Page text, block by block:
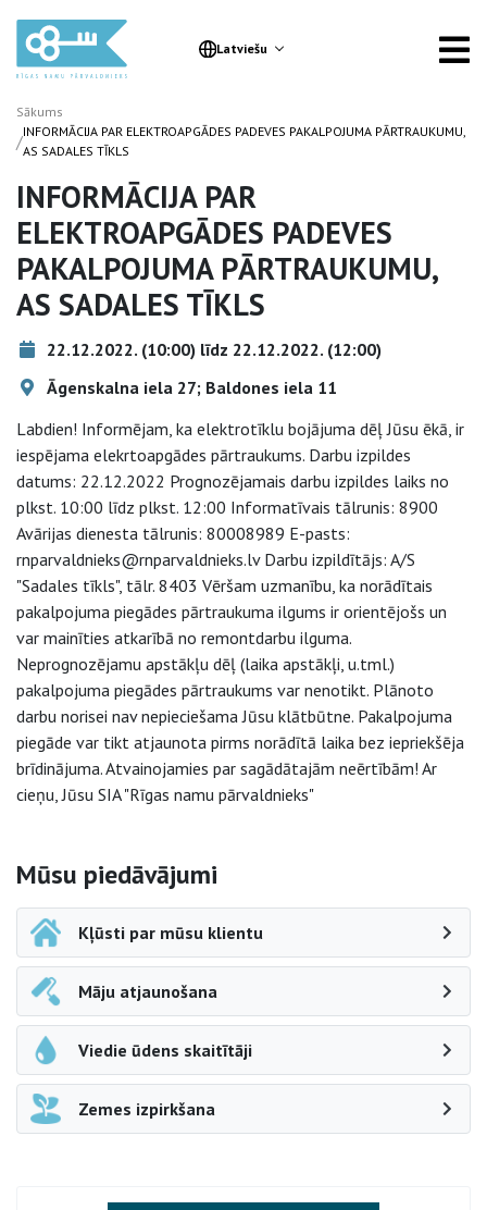
Latviešu
Sākums
/INFORMĀCIJA PAR ELEKTROAPGĀDES PADEVES PAKALPOJUMA PĀRTRAUKUMU,
AS SADALES TĪKLS
INFORMĀCIJA PAR
ELEKTROAPGĀDES PADEVES
PAKALPOJUMA PĀRTRAUKUMU,
AS SADALES TĪKLS
22.12.2022. (10:00) līdz 22.12.2022. (12:00)
Āgenskalna iela 27; Baldones iela 11
Labdien! Informējam, ka elektrotīklu bojājuma dēļ Jūsu ēkā, ir
iespējama elekrtoapgādes pārtraukums. Darbu izpildes
datums: 22.12.2022 Prognozējamais darbu izpildes laiks no
plkst. 10:00 līdz plkst. 12:00 Informatīvais tālrunis: 8900
Avārijas dienesta tālrunis: 80008989 E-pasts:
rnparvaldnieks@rnparvaldnieks.lv Darbu izpildītājs: A/S
"Sadales tīkls", tālr. 8403 Vēršam uzmanību, ka norādītais
pakalpojuma piegādes pārtraukuma ilgums ir orientējošs un
var mainīties atkarībā no remontdarbu ilguma.
Neprognozējamu apstākļu dēļ (laika apstākļi, u.tml.)
pakalpojuma piegādes pārtraukums var nenotikt. Plānoto
darbu norisei nav nepieciešama Jūsu klātbūtne. Pakalpojuma
piegāde var tikt atjaunota pirms norādītā laika bez iepriekšēja
brīdinājuma. Atvainojamies par sagādātajām neērtībām! Ar
cieņu, Jūsu SIA "Rīgas namu pārvaldnieks"
Sāna navigācija
Mūsu piedāvājumi
Kļūsti par mūsu klientu
Māju atjaunošana
Viedie ūdens skaitītāji
Zemes izpirkšana